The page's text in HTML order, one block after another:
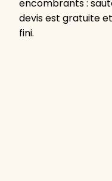
encombrants :
devis est gratuite
fini.